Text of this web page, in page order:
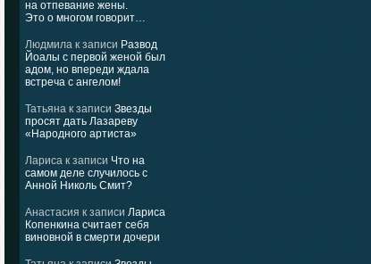
на отпевание жены.
Это о многом говорит…
Людмила к записи Развод
Йоалы с первой женой был
адом, но впереди ждала
встреча с ангелом!
Татьяна к записи Звезды
просят дать Лазареву
«Народного артиста»
Лариса к записи Что на
самом деле случилось с
Анной Николь Смит?
Анастасия к записи Лариса
Копенкина считает себя
виновной в смерти дочери